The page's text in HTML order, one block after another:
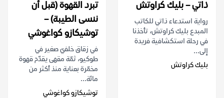
ذاتي – بليك كراوتش
رواية استدعاء ذاتي للكاتب
المبدع بليك كراوتش، تأخذنا
في رحلة استكشافية فريدة
إلى...
بليك كراوتش
تبرد القهوة (قبل أن
ننسى الطيبة) –
توشيكازو كواغوشي
في زقاق خلفيّ صغير في
طوكيو، ثمّة مقهى يقدّم قهوة
مخمّرة بعناية منذ أكثر من
مائة...
توشيكازو كواغوشي